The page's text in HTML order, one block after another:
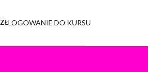
ZŁLOGOWANIE DO KURSU